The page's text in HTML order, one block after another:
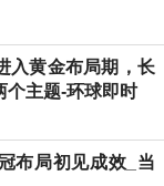
入黄金布局期，长
个主题-环球即时
布局初见成效_当